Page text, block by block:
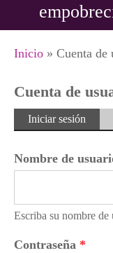
Se
Inicio » Cuenta de
Cuenta de
Solapas
Iniciar sesión
Nombre de
Escriba su nombre de
Contraseña *